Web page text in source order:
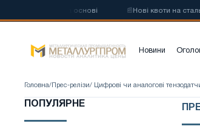
Нові квоти на сталь
Новини
Головна/ Прес-релізи/ Цифрові чи аналогові
ПОПУЛЯРНЕ